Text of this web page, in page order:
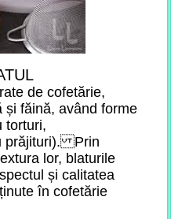
de cofetărie,
și făină, având forme
torturi,
prăjituri). Prin
lor, blaturile
și calitatea
în cofetărie